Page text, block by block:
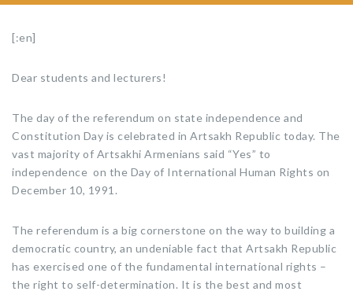
[:en]
Dear students and lecturers!
The day of the referendum on state independence and
Constitution Day is celebrated in Artsakh Republic today. The
vast majority of Artsakhi Armenians said “Yes” to
independence on the Day of International Human Rights on
December 10, 1991.
The referendum is a big cornerstone on the way to building a
democratic country, an undeniable fact that Artsakh Republic
has exercised one of the fundamental international rights –
the right to self-determination. It is the best and most